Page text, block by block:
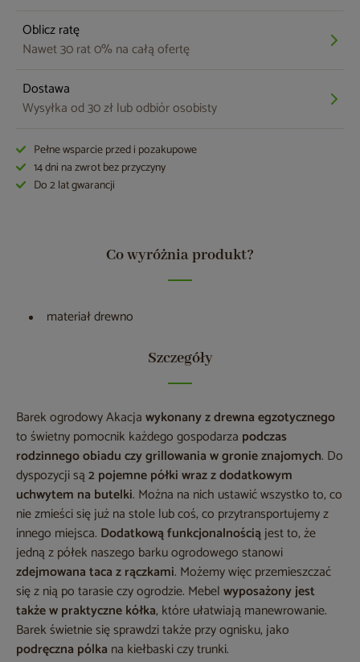
Oblicz ratę
Nawet 30 rat 0% na całą ofertę
Dostawa
Wysyłka od 30 zł lub odbiór osobisty
Pełne wsparcie przed i pozakupowe
14 dni na zwrot bez przyczyny
Do 2 lat gwarancji
Co wyróżnia produkt?
materiał drewno
Szczegóły
Barek ogrodowy Akacjawykonany z drewna egzotycznego
to świetny pomocnik każdego gospodarza podczas
rodzinnego obiadu czy grillowania w gronie znajomych. Do
dyspozycji są2 pojemne półki wraz z dodatkowym
uchwytem na butelki. Można na nich ustawić wszystko to, co
nie zmieści się już na stole lub coś, co przytransportujemy z
innego miejsca. Dodatkową funkcjonalnościąjest to, że
jedną z półek naszego barku ogrodowego stanowi
zdejmowana taca z rączkami. Możemy więc przemieszczać
się z nią po tarasie czy ogrodzie. Mebelwyposażony jest
także w praktyczne kółka, które ułatwiają manewrowanie.
Barek świetnie się sprawdzi także przy ognisku, jako
podręczna pólka na kiełbaski czy trunki.